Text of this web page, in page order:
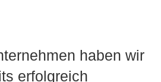
haben wir
erfolgreich